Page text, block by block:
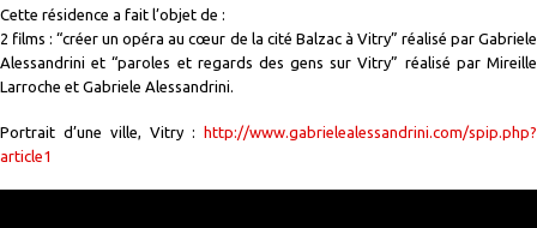
Cette résidence a fait l’objet de :
2 films : “créer un opéra au cœur de la cité Balzac à Vitry” réalisé par Gabriele
Alessandrini et “paroles et regards des gens sur Vitry” réalisé par Mireille
Larroche et Gabriele Alessandrini.
Portrait d’une ville, Vitry :
http://www.gabrielealessandrini.com/spip.php?
article1